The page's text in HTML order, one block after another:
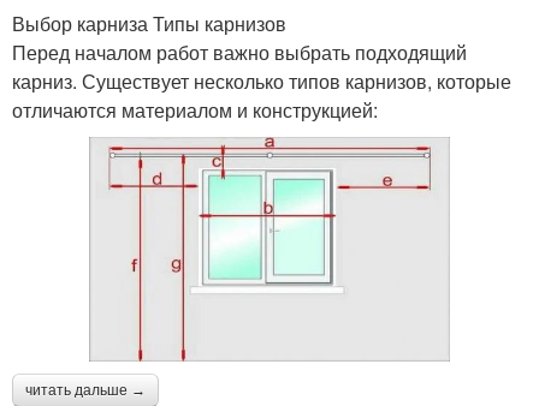
Выбор карниза Типы карнизов
Перед началом работ важно выбрать подходящий
карниз. Существует несколько типов карнизов, которые
отличаются материалом и конструкцией:
читать дальше →